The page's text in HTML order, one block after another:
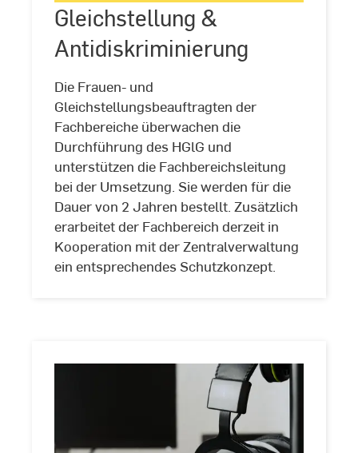
©
Adobe
Stock
Gleichstellung &
Antidiskriminierung
Die Frauen- und
Gleichstellungsbeauftragten der
Fachbereiche überwachen die
Durchführung des HGlG und
unterstützen die Fachbereichsleitung
bei der Umsetzung. Sie werden für die
Dauer von 2 Jahren bestellt. Zusätzlich
erarbeitet der Fachbereich derzeit in
Kooperation mit der Zentralverwaltung
ein entsprechendes Schutzkonzept.
Gleichstellung
&
Antidiskriminierung